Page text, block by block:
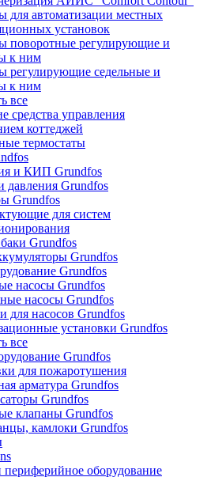
для автоматизации местных
установок
поворотные регулирующие и
к ним
регулирующие седельные и
к ним
все
средства управления
коттеджей
термостаты
и КИП Grundfos
давления Grundfos
Grundfos
для систем
Grundfos
Grundfos
Grundfos
насосы Grundfos
насосы Grundfos
для насосов Grundfos
установки Grundfos
все
Grundfos
для пожаротушения
арматура Grundfos
Grundfos
клапаны Grundfos
камлоки Grundfos
периферийное оборудование